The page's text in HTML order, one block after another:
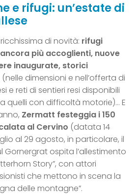
e rifugi: un’estate di
ricchissima di novità: rifugi
più accoglienti, nuove
inaugurate, storici
(nelle dimensioni e nell’offerta di
e reti di sentieri resi disponibili
quelli con difficoltà motorie)… E
Zermatt festeggia i 150
al Cervino (datata 14
al 29 agosto, in particolare, il
Gornergrat ospita l’allestimento
Story”, con attori
che mettono in scena la
delle montagne”.